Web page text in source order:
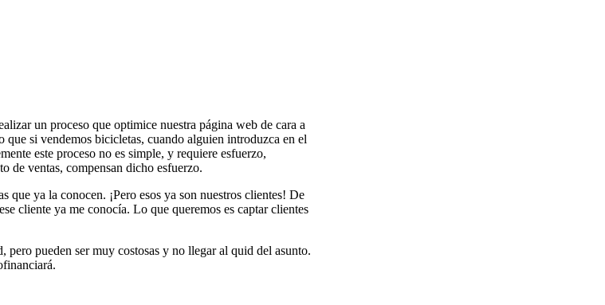
un proceso que optimice nuestra página web de cara a
que si vendemos bicicletas, cuando alguien introduzca en el
este proceso no es simple, y requiere esfuerzo,
de ventas, compensan dicho esfuerzo.
que ya la conocen. ¡Pero esos ya son nuestros clientes! De
cliente ya me conocía. Lo que queremos es captar clientes
pueden ser muy costosas y no llegar al quid del asunto.